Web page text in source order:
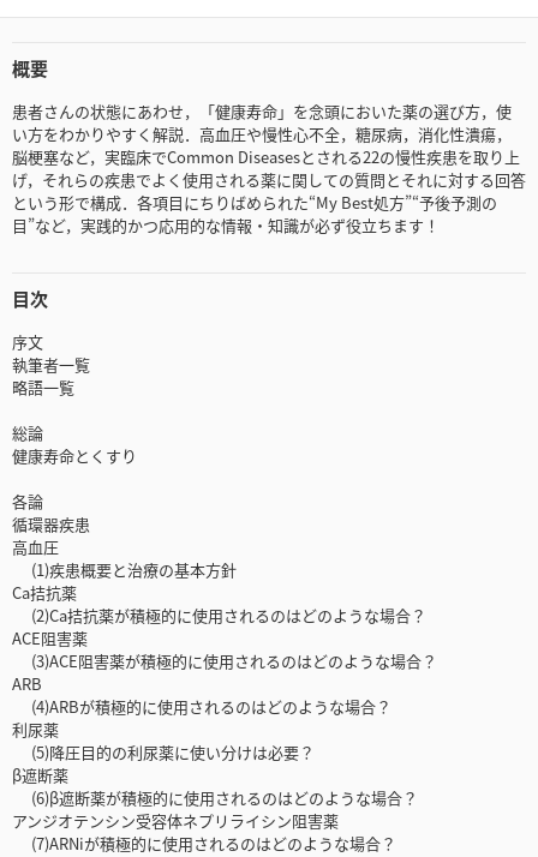
概要
患者さんの状態にあわせ，「健康寿命」を念頭においた薬の選び方，使
い方をわかりやすく解説．高血圧や慢性心不全，糖尿病，消化性潰瘍，
脳梗塞など，実臨床でCommon Diseasesとされる22の慢性疾患を取り上
げ，それらの疾患でよく使用される薬に関しての質問とそれに対する回答
という形で構成．各項目にちりばめられた“My Best処方”“予後予測の
目”など，実践的かつ応用的な情報・知識が必ず役立ちます！
目次
序文
執筆者一覧
略語一覧
総論
健康寿命とくすり
各論
循環器疾患
高血圧
(1)疾患概要と治療の基本方針
Ca拮抗薬
(2)Ca拮抗薬が積極的に使用されるのはどのような場合？
ACE阻害薬
(3)ACE阻害薬が積極的に使用されるのはどのような場合？
ARB
(4)ARBが積極的に使用されるのはどのような場合？
利尿薬
(5)降圧目的の利尿薬に使い分けは必要？
β遮断薬
(6)β遮断薬が積極的に使用されるのはどのような場合？
アンジオテンシン受容体ネプリライシン阻害薬
(7)ARNiが積極的に使用されるのはどのような場合？